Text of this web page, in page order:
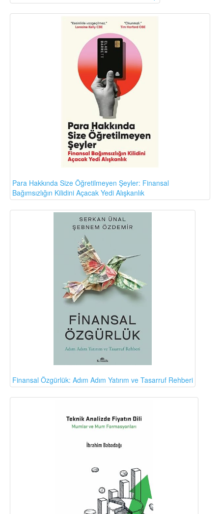
Para Hakkında Size Öğretilmeyen Şeyler: Finansal
Bağımsızlığın Kilidini Açacak Yedi Alışkanlık
Finansal Özgürlük: Adım Adım Yatırım ve Tasarruf Rehberi